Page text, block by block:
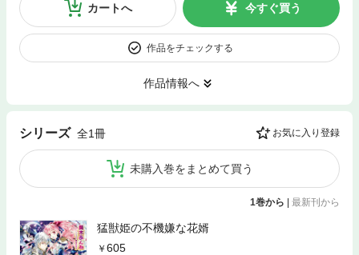
カートへ 今すぐ買う
作品をチェックする
作品情報へ
シリーズ 全1冊 お気に入り登録
未購入巻をまとめて買う
1巻から | 最新刊から
猛獣姫の不機嫌な花婿
605